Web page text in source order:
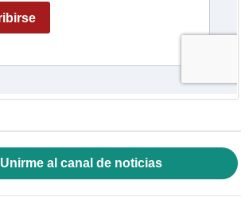
Unirme al canal de noticias